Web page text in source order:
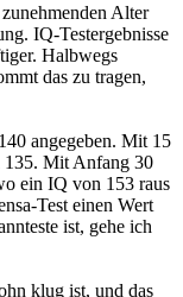
Alter
IQ-Testergebnisse
Halbwegs
das zu tragen,
angegeben. Mit 15
135. Mit Anfang 30
ein IQ von 153 raus
Test einen Wert
ist, gehe ich
klug ist, und das